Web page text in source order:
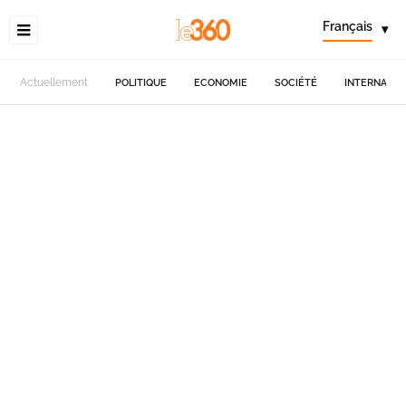
Français ▾
Actuellement POLITIQUE ECONOMIE SOCIÉTÉ